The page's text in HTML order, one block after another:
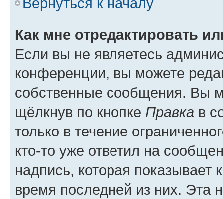
Как мне отредактировать
Если вы не являетесь
конференции, вы можете
собственные сообщения. Вы
щёлкнув по кнопке Правка в
только в течение
кто-то уже ответил на
надпись, которая показывает
время последней из них. Эта